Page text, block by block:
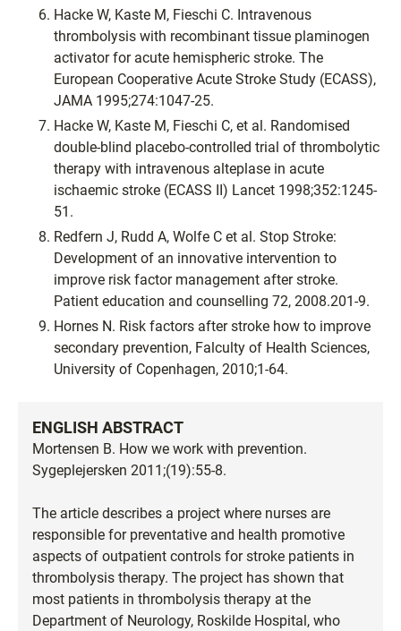
Hacke W, Kaste M, Fieschi C. Intravenous
thrombolysis with recombinant tissue plaminogen
activator for acute hemispheric stroke. The
European Cooperative Acute Stroke Study (ECASS),
JAMA 1995;274:1047-25.
Hacke W, Kaste M, Fieschi C, et al. Randomised
double-blind placebo-controlled trial of thrombolytic
therapy with intravenous alteplase in acute
ischaemic stroke (ECASS II) Lancet 1998;352:1245-
51.
Redfern J, Rudd A, Wolfe C et al. Stop Stroke:
Development of an innovative intervention to
improve risk factor management after stroke.
Patient education and counselling 72, 2008.201-9.
Hornes N. Risk factors after stroke how to improve
secondary prevention, Falculty of Health Sciences,
University of Copenhagen, 2010;1-64.
ENGLISH ABSTRACT
Mortensen B. How we work with prevention.
Sygeplejersken 2011;(19):55-8.
The article describes a project where nurses are
responsible for preventative and health promotive
aspects of outpatient controls for stroke patients in
thrombolysis therapy. The project has shown that
most patients in thrombolysis therapy at the
Department of Neurology, Roskilde Hospital, who